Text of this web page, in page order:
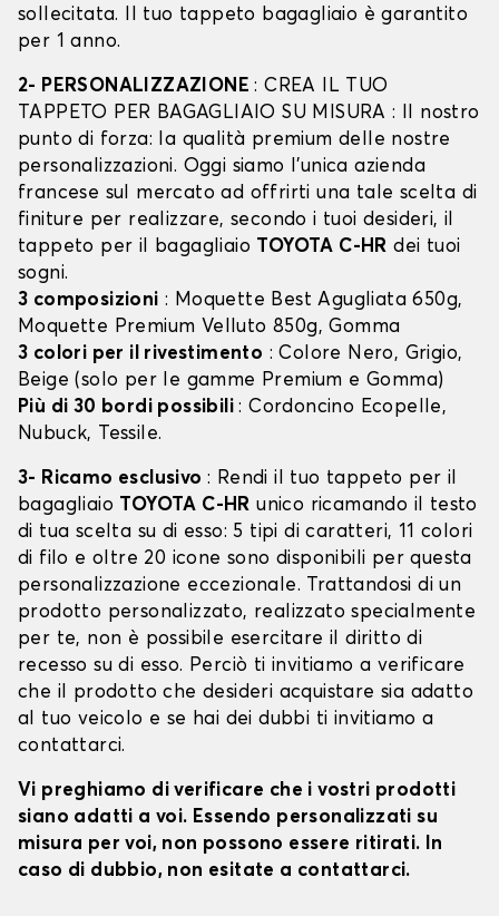
sollecitata. Il tuo tappeto bagagliaio è garantito
per 1 anno.
2- PERSONALIZZAZIONE: CREA IL TUO
TAPPETO PER BAGAGLIAIO SU MISURA : Il nostro
punto di forza: la qualità premium delle nostre
personalizzazioni. Oggi siamo l’unica azienda
francese sul mercato ad offrirti una tale scelta di
finiture per realizzare, secondo i tuoi desideri, il
tappeto per il bagagliaio TOYOTA C-HR dei tuoi
sogni.
3 composizioni : Moquette Best Agugliata 650g,
Moquette Premium Velluto 850g, Gomma
3 colori per il rivestimento : Colore Nero, Grigio,
Beige (solo per le gamme Premium e Gomma)
Più di 30 bordi possibili: Cordoncino Ecopelle,
Nubuck, Tessile.
3- Ricamo esclusivo : Rendi il tuo tappeto per il
bagagliaio TOYOTA C-HR unico ricamando il testo
di tua scelta su di esso: 5 tipi di caratteri, 11 colori
di filo e oltre 20 icone sono disponibili per questa
personalizzazione eccezionale. Trattandosi di un
prodotto personalizzato, realizzato specialmente
per te, non è possibile esercitare il diritto di
recesso su di esso. Perciò ti invitiamo a verificare
che il prodotto che desideri acquistare sia adatto
al tuo veicolo e se hai dei dubbi ti invitiamo a
contattarci.
Vi preghiamo di verificare che i vostri prodotti
siano adatti a voi. Essendo personalizzati su
misura per voi, non possono essere ritirati. In
caso di dubbio, non esitate a contattarci.